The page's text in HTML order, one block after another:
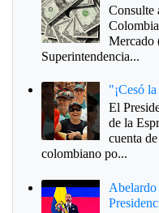
Consulte
Mercado
Superintendencia...
"¡Cesó
El
de la
cuenta
colombiano po...
Abelardo